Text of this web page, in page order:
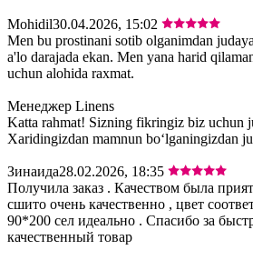
Mohidil30.04.2026, 15:02
Men bu prostinani sotib olganimdan
a'lo darajada ekan. Men yana harid
uchun alohida raxmat.
Менеджер Linens
Katta rahmat! Sizning fikringiz biz uchun
Xaridingizdan mamnun bo‘lganingizdan
Зинаида28.02.2026, 18:35
Получила заказ . Качеством была
сшито очень качественно , цвет
90*200 сел идеально . Спасибо за
качественный товар